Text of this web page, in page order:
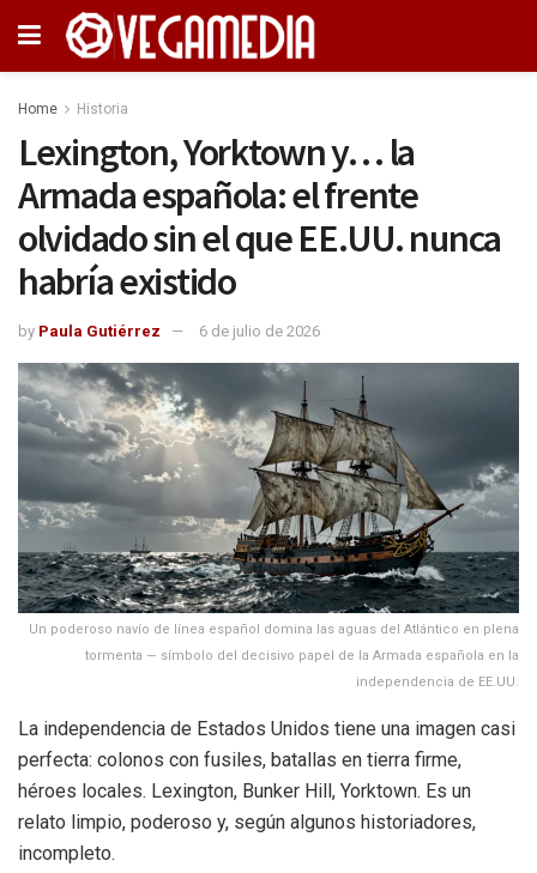
Home Historia
Lexington, Yorktown y… la
Armada española: el frente
olvidado sin el que EE.UU. nunca
habría existido
by Paula Gutiérrez 6 de julio de 2026
Un poderoso navío de línea español domina las aguas del Atlántico en plena
tormenta — símbolo del decisivo papel de la Armada española en la
independencia de EE.UU.
La independencia de Estados Unidos tiene una imagen casi
perfecta: colonos con fusiles, batallas en tierra firme,
héroes locales. Lexington, Bunker Hill, Yorktown. Es un
relato limpio, poderoso y, según algunos historiadores,
incompleto.